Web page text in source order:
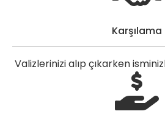
Karşılama
Valizlerinizi alıp çıkarken